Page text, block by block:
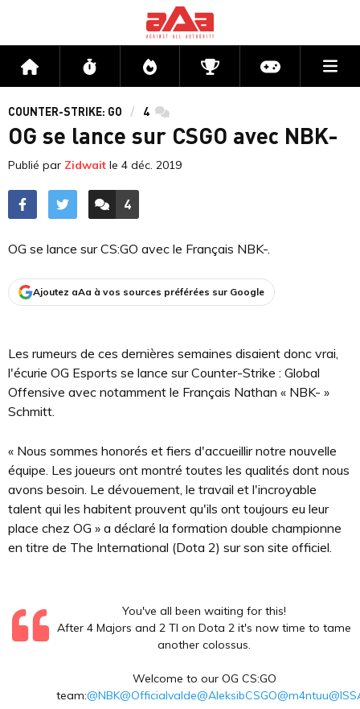
Accueil Flux Directs CompétitionsActu jeux
COUNTER-STRIKE: GO 4 commentaires
OG se lance sur CSGO avec NBK-
Publié par Zidwait le 4 déc. 2019
ACCÉDER AUX
4
COMMENTAIRES
OG se lance sur CS:GO avec le Français NBK-.
Ajoutez aAa à vos sources préférées sur Google
Les rumeurs de ces dernières semaines disaient donc vrai,
l'écurie OG Esports se lance sur Counter-Strike : Global
Offensive avec notamment le Français Nathan « NBK- »
Schmitt.
« Nous sommes honorés et fiers d'accueillir notre nouvelle
équipe. Les joueurs ont montré toutes les qualités dont nous
avons besoin. Le dévouement, le travail et l'incroyable
talent qui les habitent prouvent qu'ils ont toujours eu leur
place chez OG » a déclaré la formation double championne
en titre de The International (Dota 2) sur son site officiel.
You've all been waiting for this!
After 4 Majors and 2 TI on Dota 2 it's now time to tame
another colossus.
Welcome to our OG CS:GO
team:@NBK@Officialvalde@AleksibCSGO@m4ntuu